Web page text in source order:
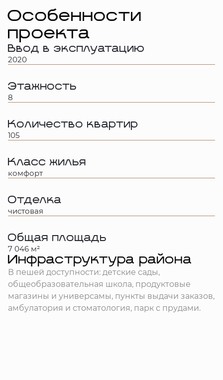
Особенности
проекта
Ввод в эксплуатацию
2020
Этажность
8
Количество квартир
105
Класс жилья
комфорт
Отделка
чистовая
Общая площадь
7 046 м²
Инфраструктура района
В пешей доступности: детские сады,
общеобразовательная школа, продуктовые
магазины и универсамы, пункты выдачи заказов,
амбулатория и стоматология, парк с прудами.